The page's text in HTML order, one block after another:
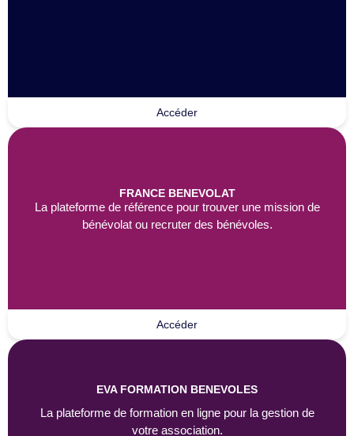
Accéder
FRANCE BENEVOLAT
La plateforme de référence pour trouver une mission de
bénévolat ou recruter des bénévoles.
Accéder
EVA FORMATION BENEVOLES
La plateforme de formation en ligne pour la gestion de
votre association.